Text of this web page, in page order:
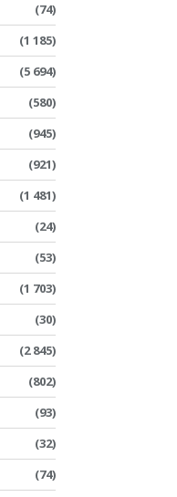
(74)
(1 185)
(5 694)
(580)
(945)
(921)
(1 481)
(24)
(53)
(1 703)
(30)
(2 845)
(802)
(93)
(32)
(74)